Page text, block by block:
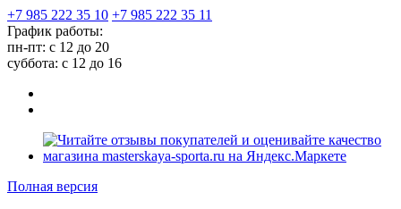
+7 985 222 35 10 +7 985 222 35 11
График работы:
пн-пт: с 12 до 20
суббота: c 12 до 16
Полная версия